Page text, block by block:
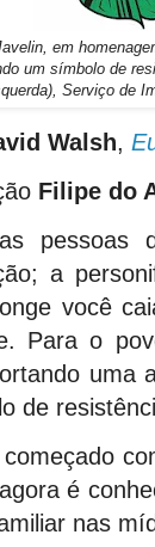
em
um símbolo de
Serviço de
Walsh,
Filipe do
pessoas
a
você
Para o
uma
de
começado
é
nas